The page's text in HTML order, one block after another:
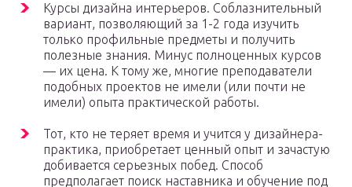
Курсы дизайна интерьеров. Соблазнительный
вариант, позволяющий за 1-2 года изучить
только профильные предметы и получить
полезные знания. Минус полноценных курсов
— их цена. К тому же, многие преподаватели
подобных проектов не имели (или почти не
имели) опыта практической работы.
Тот, кто не теряет время и учится у дизайнера-
практика, приобретает ценный опыт и зачастую
добивается серьезных побед. Способ
предполагает поиск наставника и обучение под